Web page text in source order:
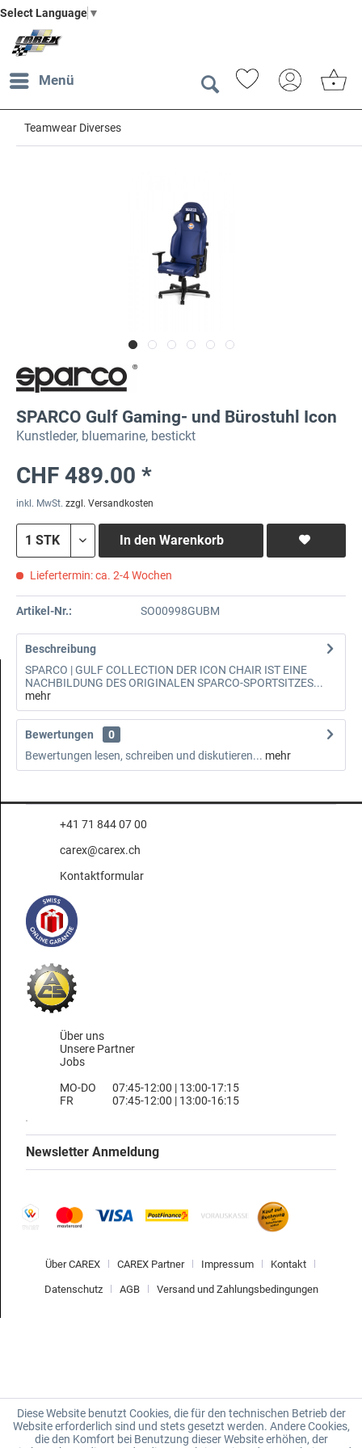
Select Language ▼
Menü
Teamwear Diverses
SPARCO Gulf Gaming- und Bürostuhl Icon
Kunstleder, bluemarine, bestickt
CHF 489.00 *
inkl. MwSt. zzgl. Versandkosten
In den Warenkorb
Liefertermin: ca. 2-4 Wochen
Artikel-Nr.: SO00998GUBM
Beschreibung
SPARCO | GULF COLLECTION DER ICON CHAIR IST EINE
NACHBILDUNG DES ORIGINALEN SPARCO-SPORTSITZES...
mehr
Bewertungen
0
Bewertungen lesen, schreiben und diskutieren... mehr
+41 71 844 07 00
carex@carex.ch
Kontaktformular
Über uns
Unsere Partner
Jobs
MO-DO
FR
07:45-12:00 | 13:00-17:15
07:45-12:00 | 13:00-16:15
Newsletter Anmeldung
Über CAREX CAREX Partner Impressum Kontakt
Datenschutz AGB Versand und Zahlungsbedingungen
Diese Website benutzt Cookies, die für den technischen Betrieb der
Website erforderlich sind und stets gesetzt werden. Andere Cookies,
die den Komfort bei Benutzung dieser Website erhöhen, der